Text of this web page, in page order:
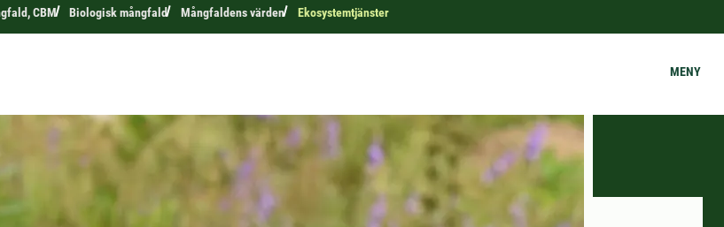
CBM Biologisk mångfald Mångfaldens värden Ekosystemtjänster
MENY